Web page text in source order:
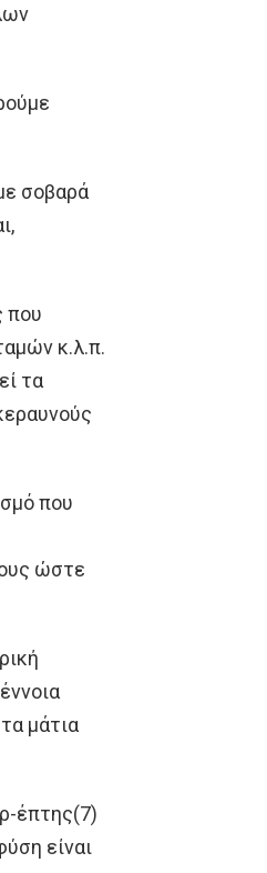
σοβαρά
που
κ.λ.π.
τα
που
ώστε
μάτια
έπτης(7)
είναι